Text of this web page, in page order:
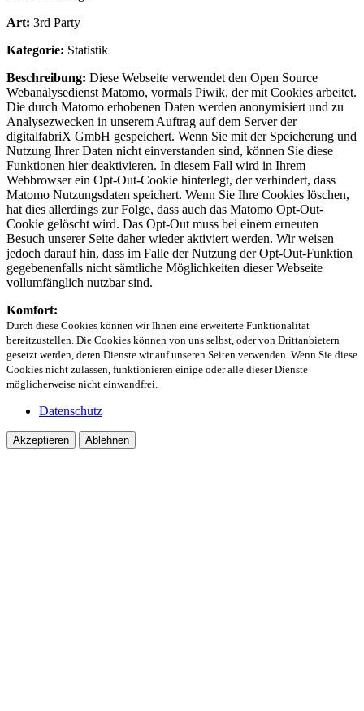
Art: 3rd Party
Kategorie: Statistik
Beschreibung: Diese Webseite verwendet den Open Source
Webanalysedienst Matomo, vormals Piwik, der mit Cookies arbeitet.
Die durch Matomo erhobenen Daten werden anonymisiert und zu
Analysezwecken in unserem Auftrag auf dem Server der
digitalfabriX GmbH gespeichert. Wenn Sie mit der Speicherung und
Nutzung Ihrer Daten nicht einverstanden sind, können Sie diese
Funktionen hier deaktivieren. In diesem Fall wird in Ihrem
Webbrowser ein Opt-Out-Cookie hinterlegt, der verhindert, dass
Matomo Nutzungsdaten speichert. Wenn Sie Ihre Cookies löschen,
hat dies allerdings zur Folge, dass auch das Matomo Opt-Out-
Cookie gelöscht wird. Das Opt-Out muss bei einem erneuten
Besuch unserer Seite daher wieder aktiviert werden. Wir weisen
jedoch darauf hin, dass im Falle der Nutzung der Opt-Out-Funktion
gegebenenfalls nicht sämtliche Möglichkeiten dieser Webseite
vollumfänglich nutzbar sind.
Komfort:
Durch diese Cookies können wir Ihnen eine erweiterte Funktionalität
bereitzustellen. Die Cookies können von uns selbst, oder von Drittanbietern
gesetzt werden, deren Dienste wir auf unseren Seiten verwenden. Wenn Sie diese
Cookies nicht zulassen, funktionieren einige oder alle dieser Dienste
möglicherweise nicht einwandfrei.
Datenschutz
Akzeptieren Ablehnen